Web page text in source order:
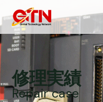
容
ス
キ
ッ
プ
修理実績
Repair case